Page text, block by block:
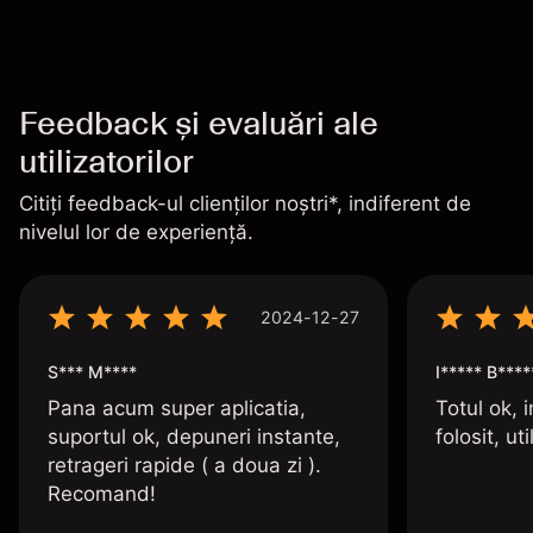
Feedback și evaluări ale
utilizatorilor
Citiți feedback-ul clienților noștri*, indiferent de
nivelul lor de experiență.
2024-12-27
S*** M****
Pana acum super aplicatia,
suportul ok, depuneri instante,
retrageri rapide ( a doua zi ).
Recomand!
I*****
Totul ok,
folosit,